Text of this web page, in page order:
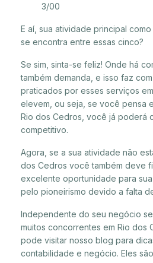
3/00
E aí, sua atividade principal
se encontra entre essas cinco?
Se sim, sinta-se feliz! Onde há
também demanda, e isso faz
praticados por esses serviços
elevem, ou seja, se você pensa
Rio dos Cedros, você já poderá
competitivo.
Agora, se a sua atividade não
dos Cedros você também deve
excelente oportunidade para
pelo pioneirismo devido a falta
Independente do seu negócio
muitos concorrentes em Rio dos
pode visitar nosso blog para
contabilidade e negócio. Eles